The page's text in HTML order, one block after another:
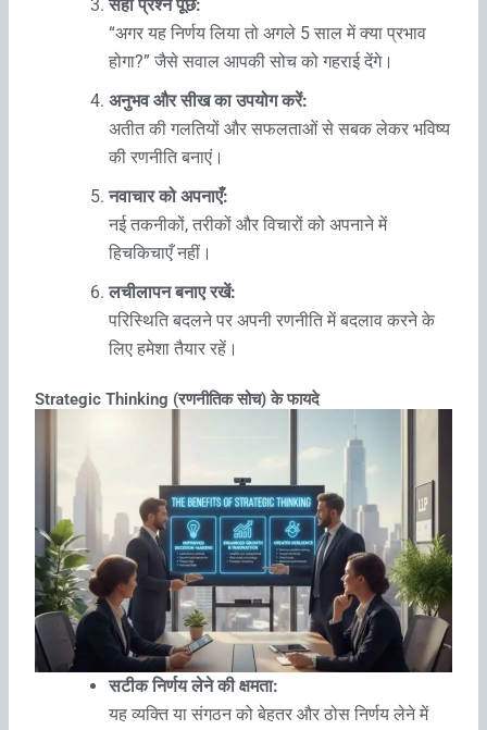
सही प्रश्न पूछें:
“अगर यह निर्णय लिया तो अगले 5 साल में क्या प्रभाव
होगा?” जैसे सवाल आपकी सोच को गहराई देंगे।
अनुभव और सीख का उपयोग करें:
अतीत की गलतियों और सफलताओं से सबक लेकर भविष्य
की रणनीति बनाएं।
नवाचार को अपनाएँ:
नई तकनीकों, तरीकों और विचारों को अपनाने में
हिचकिचाएँ नहीं।
लचीलापन बनाए रखें:
परिस्थिति बदलने पर अपनी रणनीति में बदलाव करने के
लिए हमेशा तैयार रहें।
Strategic Thinking (रणनीतिक सोच) के फायदे
सटीक निर्णय लेने की क्षमता:
यह व्यक्ति या संगठन को बेहतर और ठोस निर्णय लेने में